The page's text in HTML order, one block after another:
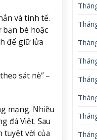
và tinh tế.
bè hoặc
để giữ lửa
sát nè” –
mạng. Nhiều
đá Việt. Sau
tuyệt vời của